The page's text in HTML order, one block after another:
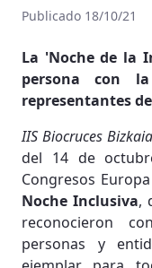
Publicado 18/10/21
La 'Noche de la
persona con
representantes
IIS Biocruces
del 14 de
Congresos
Noche Inclusiva,
reconocieron
personas y